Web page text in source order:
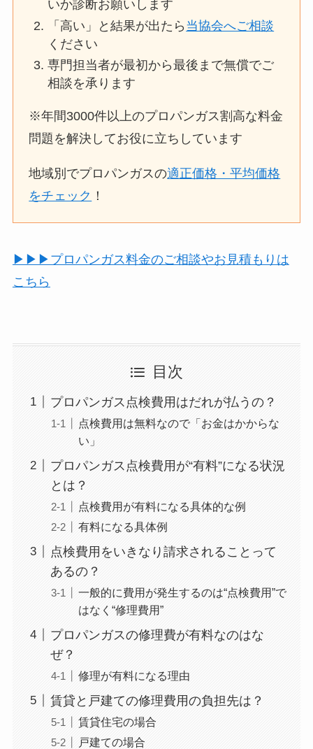
いか診断お願いします
「高い」と結果が出たら 当協会へご相談
ください
専門担当者が最初から最後まで無償でご
相談を承ります
※年間3000件以上のプロパンガス割高な料金
問題を解決してお役に立ちしています
地域別でプロパンガスの適正価格・平均価格
をチェック ！
▶︎▶︎▶︎プロパンガス料金のご相談やお見積もりは
こちら
目次
プロパンガス点検費用はだれが払うの？
点検費用は無料なので「お金はかからな
い」
プロパンガス点検費用が“有料”になる状況
とは？
点検費用が有料になる具体的な例
有料になる具体例
点検費用をいきなり請求されることって
あるの？
一般的に費用が発生するのは“点検費用”で
はなく“修理費用”
プロパンガスの修理費が有料なのはな
ぜ？
修理が有料になる理由
賃貸と戸建ての修理費用の負担先は？
賃貸住宅の場合
戸建ての場合